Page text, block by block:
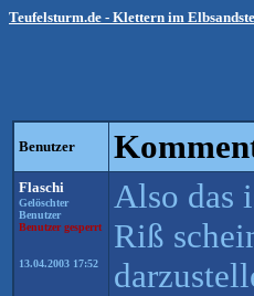
Teufelsturm.de - Klettern im
Benutzer
Flaschi
Gelöschter
Benutzer
Benutzer gesperrt
13.04.2003 17:52
Also das
Riß